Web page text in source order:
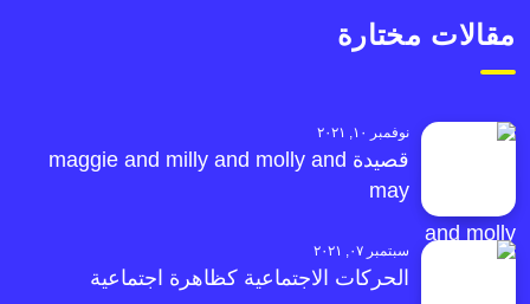
مقالات مختارة
نوفمبر ١٠, ٢٠٢١
قصيدة maggie and milly and molly and
may
سبتمبر ٠٧, ٢٠٢١
الحركات الاجتماعية كظاهرة اجتماعية